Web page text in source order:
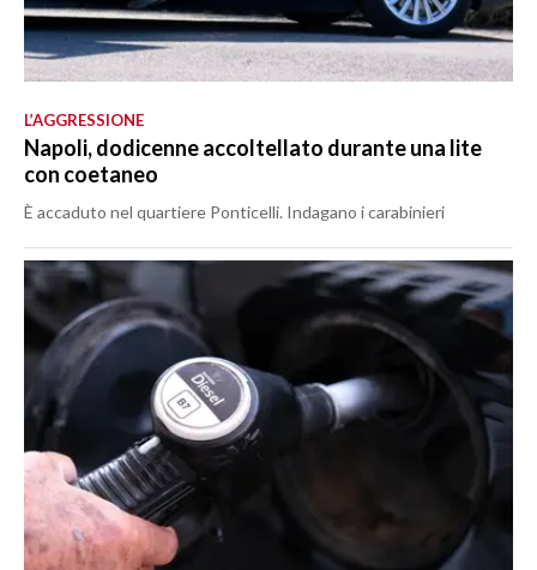
L’AGGRESSIONE
Napoli, dodicenne accoltellato durante una lite
con coetaneo
È accaduto nel quartiere Ponticelli. Indagano i carabinieri